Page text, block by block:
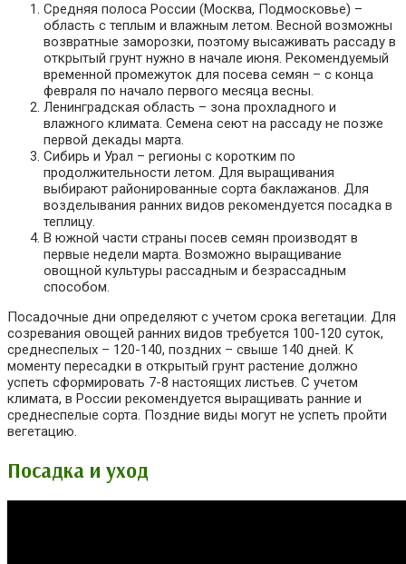
Средняя полоса России (Москва, Подмосковье) –
область с теплым и влажным летом. Весной возможны
возвратные заморозки, поэтому высаживать рассаду в
открытый грунт нужно в начале июня. Рекомендуемый
временной промежуток для посева семян – с конца
февраля по начало первого месяца весны.
Ленинградская область – зона прохладного и
влажного климата. Семена сеют на рассаду не позже
первой декады марта.
Сибирь и Урал – регионы с коротким по
продолжительности летом. Для выращивания
выбирают районированные сорта баклажанов. Для
возделывания ранних видов рекомендуется посадка в
теплицу.
В южной части страны посев семян производят в
первые недели марта. Возможно выращивание
овощной культуры рассадным и безрассадным
способом.
Посадочные дни определяют с учетом срока вегетации. Для
созревания овощей ранних видов требуется 100-120 суток,
среднеспелых – 120-140, поздних – свыше 140 дней. К
моменту пересадки в открытый грунт растение должно
успеть сформировать 7-8 настоящих листьев. С учетом
климата, в России рекомендуется выращивать ранние и
среднеспелые сорта. Поздние виды могут не успеть пройти
вегетацию.
Посадка и уход